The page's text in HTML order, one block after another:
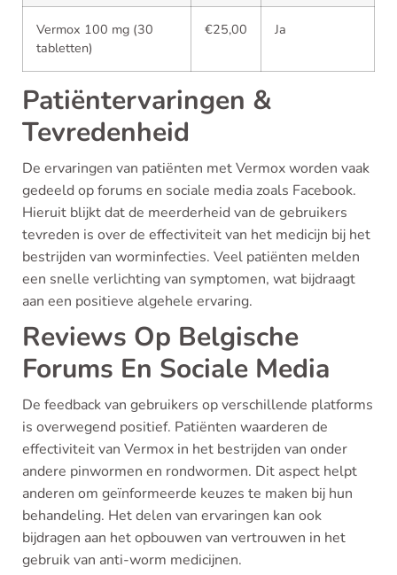
Vermox 100 mg (30
tabletten)
€25,00 Ja
Patiëntervaringen &
Tevredenheid
De ervaringen van patiënten met Vermox worden vaak
gedeeld op forums en sociale media zoals Facebook.
Hieruit blijkt dat de meerderheid van de gebruikers
tevreden is over de effectiviteit van het medicijn bij het
bestrijden van worminfecties. Veel patiënten melden
een snelle verlichting van symptomen, wat bijdraagt
aan een positieve algehele ervaring.
Reviews Op Belgische
Forums En Sociale Media
De feedback van gebruikers op verschillende platforms
is overwegend positief. Patiënten waarderen de
effectiviteit van Vermox in het bestrijden van onder
andere pinwormen en rondwormen. Dit aspect helpt
anderen om geïnformeerde keuzes te maken bij hun
behandeling. Het delen van ervaringen kan ook
bijdragen aan het opbouwen van vertrouwen in het
gebruik van anti-worm medicijnen.